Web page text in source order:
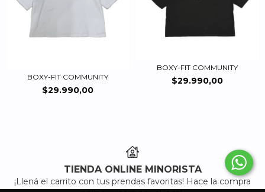
BOXY-FIT COMMUNITY
$29.990,00
BOXY-FIT COMMUNITY
$29.990,00
TIENDA ONLINE MINORISTA
¡Llená el carrito con tus prendas favoritas! Hace la compra